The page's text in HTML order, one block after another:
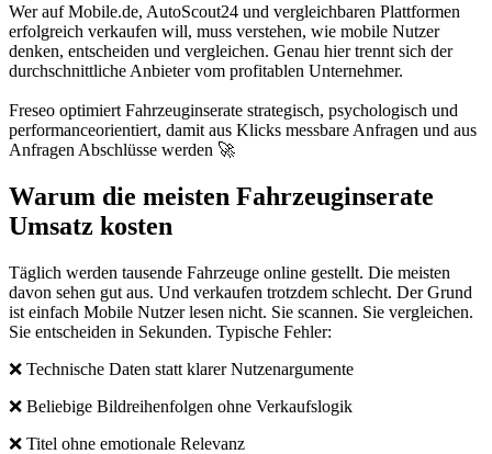
Wer auf Mobile.de, AutoScout24 und vergleichbaren Plattformen
erfolgreich verkaufen will, muss verstehen, wie mobile Nutzer
denken, entscheiden und vergleichen. Genau hier trennt sich der
durchschnittliche Anbieter vom profitablen Unternehmer.
Freseo optimiert Fahrzeuginserate strategisch, psychologisch und
performanceorientiert, damit aus Klicks messbare Anfragen und aus
Anfragen Abschlüsse werden 🚀
Warum die meisten Fahrzeuginserate
Umsatz kosten
Täglich werden tausende Fahrzeuge online gestellt. Die meisten
davon sehen gut aus. Und verkaufen trotzdem schlecht. Der Grund
ist einfach Mobile Nutzer lesen nicht. Sie scannen. Sie vergleichen.
Sie entscheiden in Sekunden. Typische Fehler:
❌ Technische Daten statt klarer Nutzenargumente
❌ Beliebige Bildreihenfolgen ohne Verkaufslogik
❌ Titel ohne emotionale Relevanz